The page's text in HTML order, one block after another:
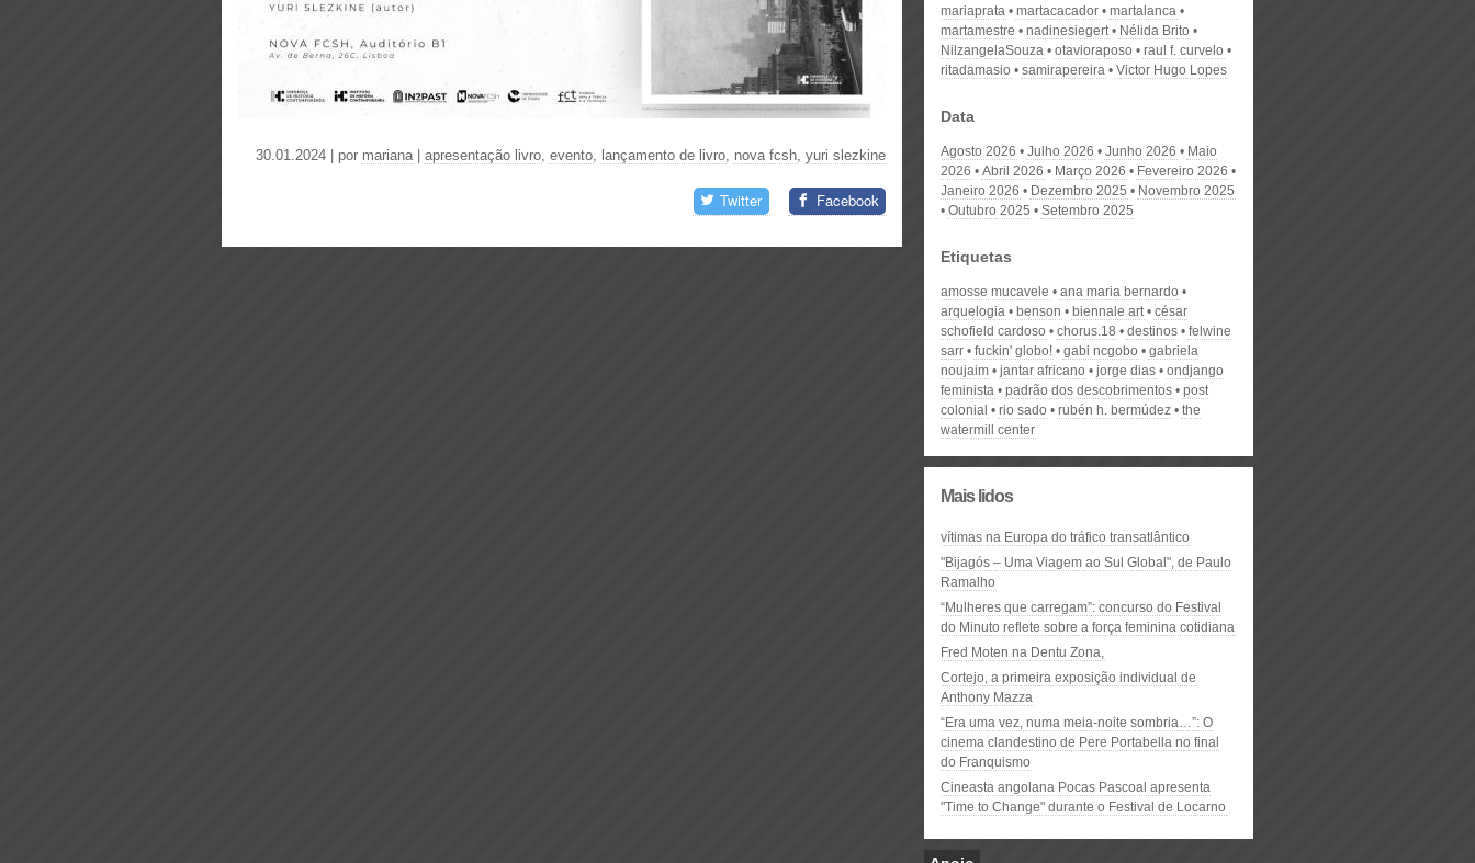
30.01.2024 | por mariana| apresentação livro, evento, lançamento de livro, nova fcsh, yuri slezkine
Twitter Facebook
mariaprata
martacacador
martalanca
martamestre
nadinesiegert
Nélida Brito
NilzangelaSouza
otavioraposo
raul f. curvelo
ritadamasio
samirapereira Victor Hugo Lopes
Data
Agosto 2026 Julho 2026 Junho 2026
Maio
2026
Abril 2026 Março 2026
Fevereiro 2026
Janeiro 2026
Dezembro 2025
Novembro 2025
Outubro 2025
Setembro 2025
Etiquetas
amosse mucavele
ana maria bernardo
arquelogia
benson biennale art
césar
schofield cardoso
chorus.18 destinos
felwine
sarr
fuckin' globo! gabi ncgobo
gabriela
noujaim
jantar africano jorge dias
ondjango
feminista
padrão dos descobrimentos
post
colonial
rio sado rubén h. bermúdez
the
watermill center
Mais lidos
vítimas na Europa do tráfico transatlântico
"Bijagós – Uma Viagem ao Sul Global", de Paulo
Ramalho
“Mulheres que carregam”: concurso do Festival
do Minuto reflete sobre a força feminina cotidiana
Fred Moten na Dentu Zona,
Cortejo, a primeira exposição individual de
Anthony Mazza
“Era uma vez, numa meia-noite sombria…”: O
cinema clandestino de Pere Portabella no final
do Franquismo
Cineasta angolana Pocas Pascoal apresenta
"Time to Change" durante o Festival de Locarno